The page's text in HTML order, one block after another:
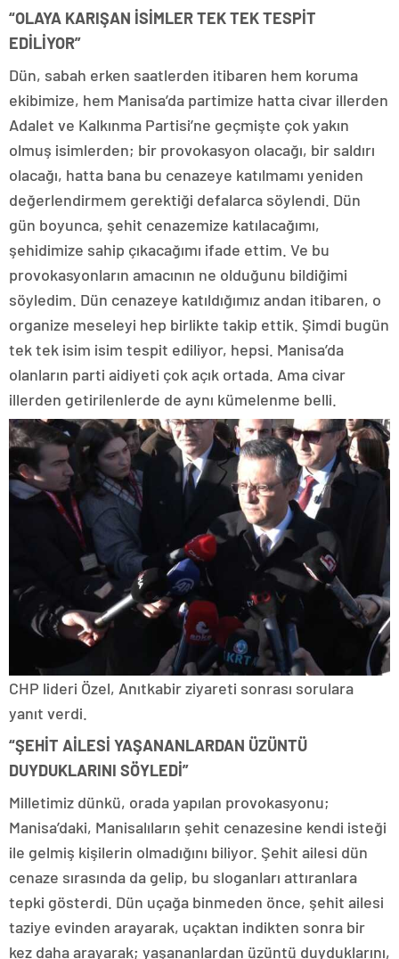
“OLAYA KARIŞAN İSİMLER TEK TEK TESPİT
EDİLİYOR”
Dün, sabah erken saatlerden itibaren hem koruma
ekibimize, hem Manisa’da partimize hatta civar illerden
Adalet ve Kalkınma Partisi’ne geçmişte çok yakın
olmuş isimlerden; bir provokasyon olacağı, bir saldırı
olacağı, hatta bana bu cenazeye katılmamı yeniden
değerlendirmem gerektiği defalarca söylendi. Dün
gün boyunca, şehit cenazemize katılacağımı,
şehidimize sahip çıkacağımı ifade ettim. Ve bu
provokasyonların amacının ne olduğunu bildiğimi
söyledim. Dün cenazeye katıldığımız andan itibaren, o
organize meseleyi hep birlikte takip ettik. Şimdi bugün
tek tek isim isim tespit ediliyor, hepsi. Manisa’da
olanların parti aidiyeti çok açık ortada. Ama civar
illerden getirilenlerde de aynı kümelenme belli.
CHP lideri Özel, Anıtkabir ziyareti sonrası sorulara
yanıt verdi.
“ŞEHİT AİLESİ YAŞANANLARDAN ÜZÜNTÜ
DUYDUKLARINI SÖYLEDİ”
Milletimiz dünkü, orada yapılan provokasyonu;
Manisa’daki, Manisalıların şehit cenazesine kendi isteği
ile gelmiş kişilerin olmadığını biliyor. Şehit ailesi dün
cenaze sırasında da gelip, bu sloganları attıranlara
tepki gösterdi. Dün uçağa binmeden önce, şehit ailesi
taziye evinden arayarak, uçaktan indikten sonra bir
kez daha arayarak; yaşananlardan üzüntü duyduklarını,